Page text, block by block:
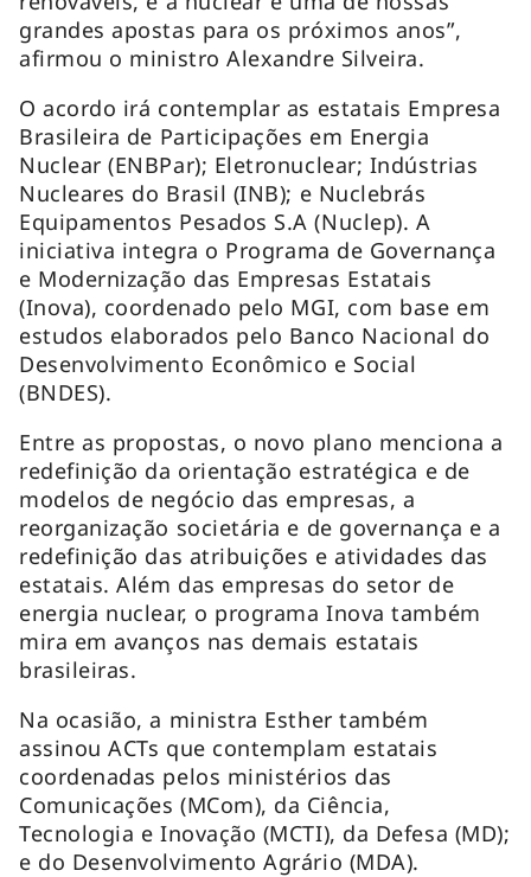
grandes apostas para os próximos anos”,
afirmou o ministro Alexandre Silveira.
O acordo irá contemplar as estatais Empresa
Brasileira de Participações em Energia
Nuclear (ENBPar); Eletronuclear; Indústrias
Nucleares do Brasil (INB); e Nuclebrás
Equipamentos Pesados S.A (Nuclep). A
iniciativa integra o Programa de Governança
e Modernização das Empresas Estatais
(Inova), coordenado pelo MGI, com base em
estudos elaborados pelo Banco Nacional do
Desenvolvimento Econômico e Social
(BNDES).
Entre as propostas, o novo plano menciona a
redefinição da orientação estratégica e de
modelos de negócio das empresas, a
reorganização societária e de governança e a
redefinição das atribuições e atividades das
estatais. Além das empresas do setor de
energia nuclear, o programa Inova também
mira em avanços nas demais estatais
brasileiras.
Na ocasião, a ministra Esther também
assinou ACTs que contemplam estatais
coordenadas pelos ministérios das
Comunicações (MCom), da Ciência,
Tecnologia e Inovação (MCTI), da Defesa (MD);
e do Desenvolvimento Agrário (MDA).